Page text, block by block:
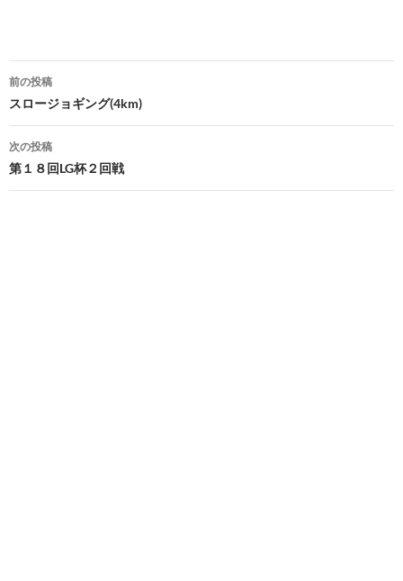
投
稿
ナ
ビ
ゲ
前の投稿
スロージョギング(4km)
次の投稿
第１８回LG杯２回戦